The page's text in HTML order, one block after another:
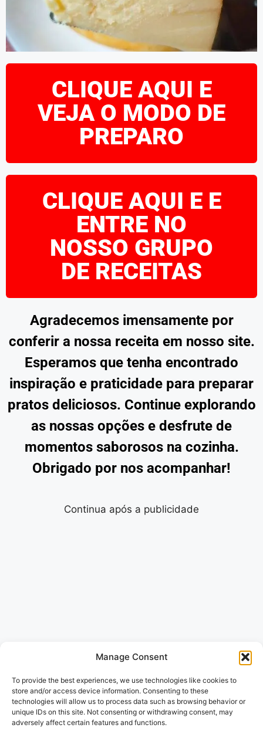
Manage Consent
To provide the best experiences, we use technologies like cookies to
store and/or access device information. Consenting to these
technologies will allow us to process data such as browsing behavior or
unique IDs on this site. Not consenting or withdrawing consent, may
adversely affect certain features and functions.
CLIQUE AQUI E
VEJA O MODO DE
PREPARO
CLIQUE AQUI E E
ENTRE NO
NOSSO GRUPO
DE RECEITAS
Agradecemos imensamente por
conferir a nossa receita em nosso site.
Esperamos que tenha encontrado
inspiração e praticidade para preparar
pratos deliciosos. Continue explorando
as nossas opções e desfrute de
momentos saborosos na cozinha.
Obrigado por nos acompanhar!
Continua após a publicidade